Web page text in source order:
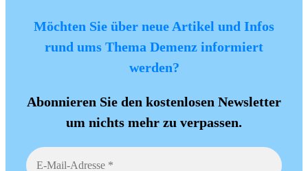
Möchten Sie über neue Artikel und Infos
rund ums Thema Demenz informiert
werden?
Abonnieren Sie den kostenlosen Newsletter
um nichts mehr zu verpassen.